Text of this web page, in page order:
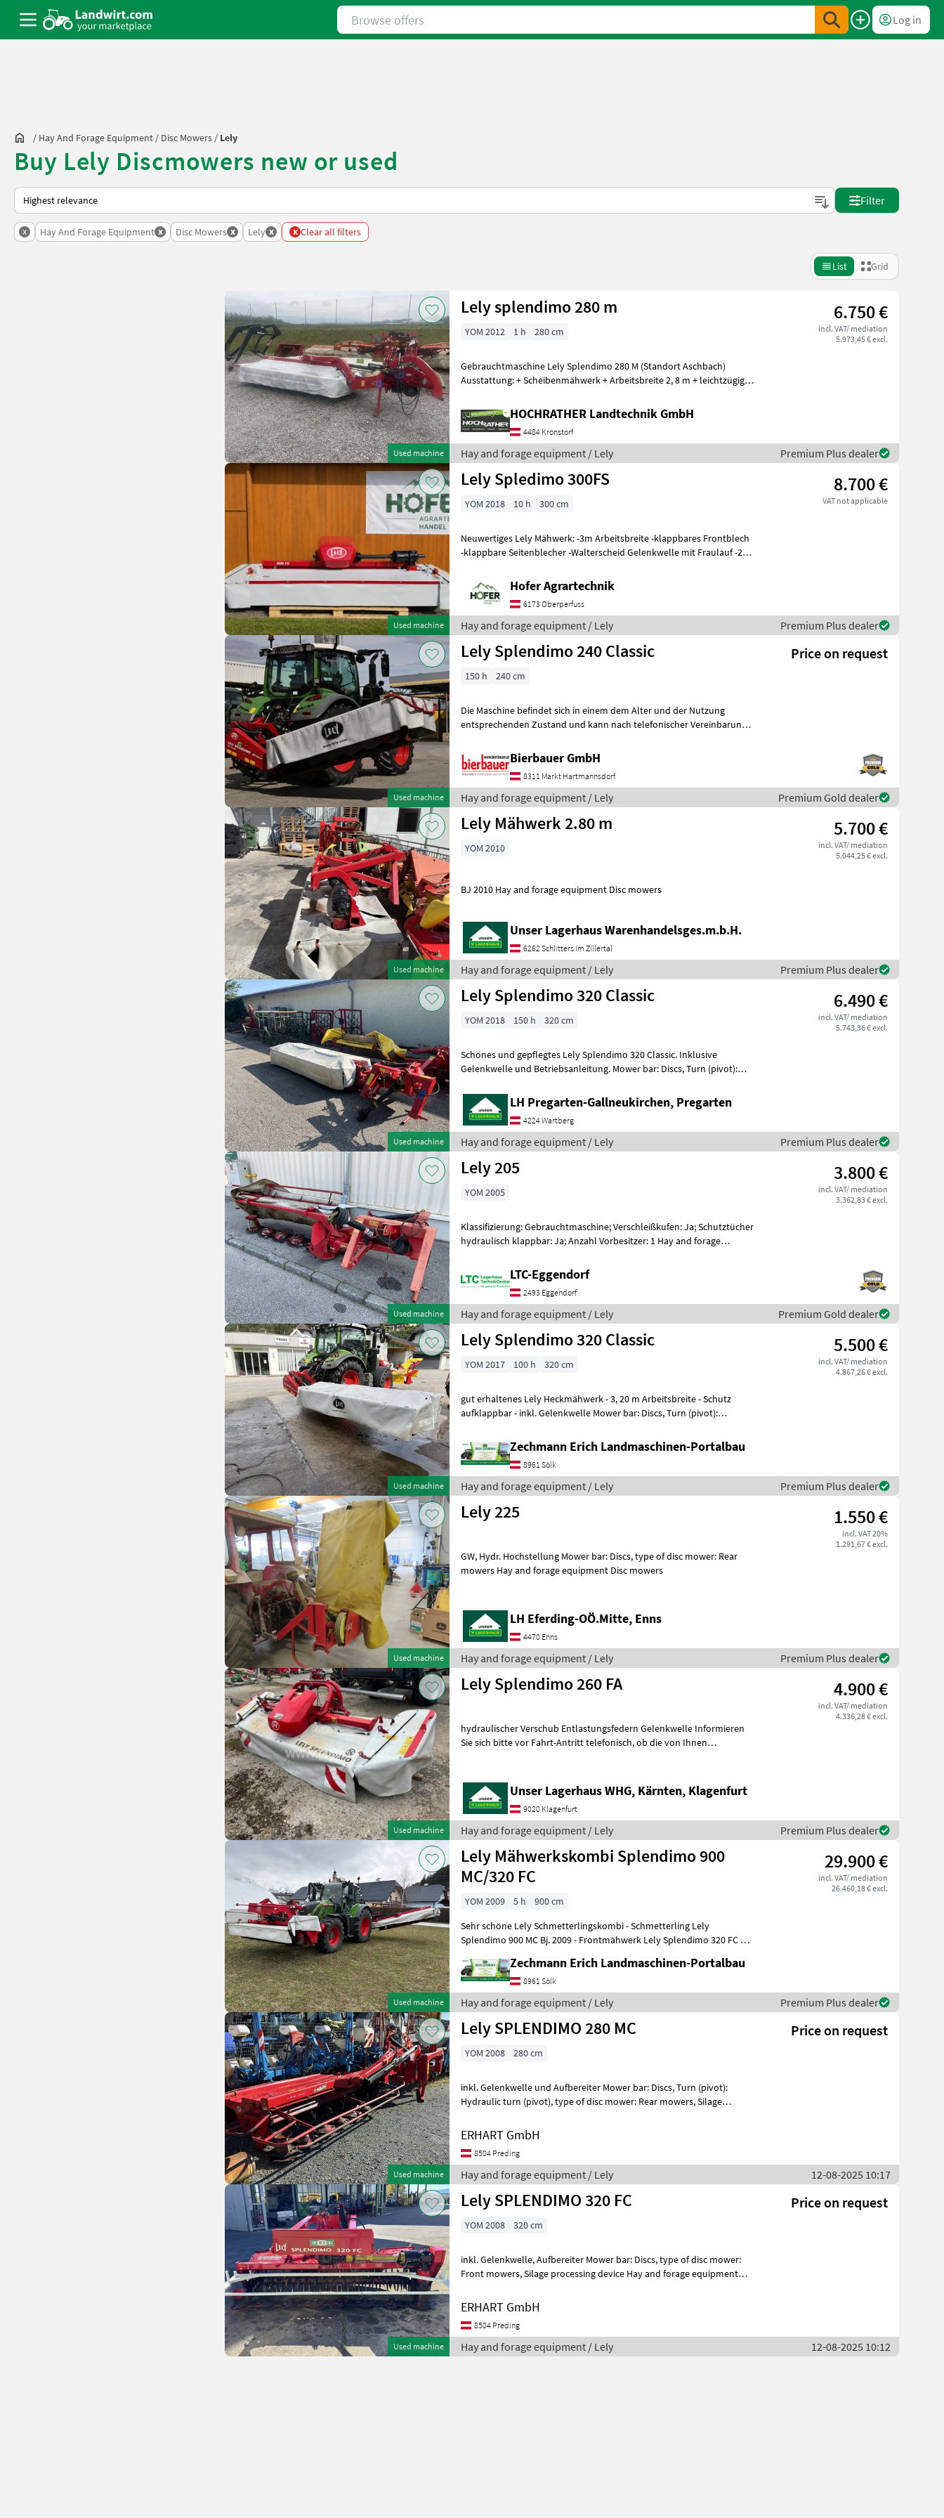
Browse offers
Log in
/ Hay And Forage Equipment / Disc Mowers / Lely
Buy Lely Discmowers new or used
This is how sorting works on Landwirt.com
Filter
x Hay And Forage Equipment x Disc Mowers x Lely x x Clear all filters
List Grid
Used machine
Lely splendimo 280 m 6.750 €
incl. VAT/ mediation
5.973,45 € excl.
YOM 2012 1 h 280 cm
Gebrauchtmaschine Lely Splendimo 280 M (Standort Aschbach)
Ausstattung: + Scheibenmähwerk + Arbeitsbreite 2, 8 m + leichtzügig
HOCHRATHER Landtechnik GmbH
4484 Kronstorf
Hay and forage equipment / Lely Premium Plus dealer
Used machine
Lely Spledimo 300FS 8.700 €
VAT not applicable
YOM 2018 10 h 300 cm
Neuwertiges Lely Mähwerk: -3m Arbeitsbreite -klappbares Frontblech
-klappbare Seitenblecher -Walterscheid Gelenkwelle mit Fraulauf -2te
Hofer Agrartechnik
6173 Oberperfuss
Hay and forage equipment / Lely Premium Plus dealer
Used machine
Lely Splendimo 240 Classic Price on request
150 h 240 cm
Die Maschine befindet sich in einem dem Alter und der Nutzung
entsprechenden Zustand und kann nach telefonischer Vereinbarung
Bierbauer GmbH
8311 Markt Hartmannsdorf
Hay and forage equipment / Lely Premium Gold dealer
Used machine
Lely Mähwerk 2.80 m 5.700 €
incl. VAT/ mediation
5.044,25 € excl.
YOM 2010
BJ 2010 Hay and forage equipment Disc mowers
Unser Lagerhaus Warenhandelsges.m.b.H.
6262 Schlitters im Zillertal
Hay and forage equipment / Lely Premium Plus dealer
Used machine
Lely Splendimo 320 Classic 6.490 €
incl. VAT/ mediation
5.743,36 € excl.
YOM 2018 150 h 320 cm
Schönes und gepflegtes Lely Splendimo 320 Classic. Inklusive
Gelenkwelle und Betriebsanleitung. Mower bar: Discs, Turn (pivot):
LH Pregarten-Gallneukirchen, Pregarten
4224 Wartberg
Hay and forage equipment / Lely Premium Plus dealer
Used machine
Lely 205 3.800 €
incl. VAT/ mediation
3.362,83 € excl.
YOM 2005
Klassifizierung: Gebrauchtmaschine; Verschleißkufen: Ja; Schutztücher
hydraulisch klappbar: Ja; Anzahl Vorbesitzer: 1 Hay and forage
LTC-Eggendorf
2493 Eggendorf
Hay and forage equipment / Lely Premium Gold dealer
Used machine
Lely Splendimo 320 Classic 5.500 €
incl. VAT/ mediation
4.867,26 € excl.
YOM 2017 100 h 320 cm
gut erhaltenes Lely Heckmähwerk - 3, 20 m Arbeitsbreite - Schutz
aufklappbar - inkl. Gelenkwelle Mower bar: Discs, Turn (pivot):
Zechmann Erich Landmaschinen-Portalbau
8961 Sölk
Hay and forage equipment / Lely Premium Plus dealer
Used machine
Lely 225 1.550 €
incl. VAT 20%
1.291,67 € excl.
GW, Hydr. Hochstellung Mower bar: Discs, type of disc mower: Rear
mowers Hay and forage equipment Disc mowers
LH Eferding-OÖ.Mitte, Enns
4470 Enns
Hay and forage equipment / Lely Premium Plus dealer
Used machine
Lely Splendimo 260 FA 4.900 €
incl. VAT/ mediation
4.336,28 € excl.
hydraulischer Verschub Entlastungsfedern Gelenkwelle Informieren
Sie sich bitte vor Fahrt-Antritt telefonisch, ob die von Ihnen
Unser Lagerhaus WHG, Kärnten, Klagenfurt
9020 Klagenfurt
Hay and forage equipment / Lely Premium Plus dealer
Used machine
Lely Mähwerkskombi Splendimo 900
MC/320 FC
29.900 €
incl. VAT/ mediation
26.460,18 € excl.
YOM 2009 5 h
900 cm
Sehr schöne Lely Schmetterlingskombi - Schmetterling Lely
Splendimo 900 MC Bj. 2009 - Frontmähwerk Lely Splendimo 320 FC Bj.
Zechmann Erich Landmaschinen-Portalbau
8961 Sölk
Hay and forage equipment / Lely Premium Plus dealer
Used machine
Lely SPLENDIMO 280 MC Price on request
YOM 2008 280 cm
inkl. Gelenkwelle und Aufbereiter Mower bar: Discs, Turn (pivot):
Hydraulic turn (pivot), type of disc mower: Rear mowers, Silage
ERHART GmbH
8504 Preding
Hay and forage equipment / Lely 12-08-2025 10:17
Used machine
Lely SPLENDIMO 320 FC Price on request
YOM 2008 320 cm
inkl. Gelenkwelle, Aufbereiter Mower bar: Discs, type of disc mower:
Front mowers, Silage processing device Hay and forage equipment
ERHART GmbH
8504 Preding
Hay and forage equipment / Lely 12-08-2025 10:12